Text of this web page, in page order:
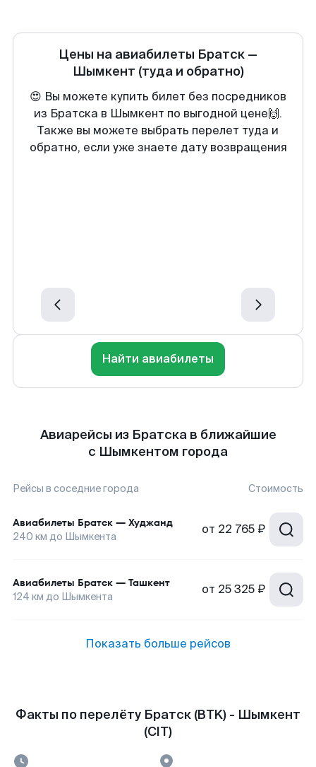
Цены на авиабилеты Братск —
Шымкент (туда и обратно)
😍 Вы можете купить билет без посредников
из Братска в Шымкент по выгодной цене🙌.
Также вы можете выбрать перелет туда и
обратно, если уже знаете дату возвращения
Найти авиабилеты
Авиарейсы из Братска в ближайшие
с Шымкентом города
Рейсы в соседние города Стоимость
Авиабилеты Братск — Худжанд
240 км до Шымкента от 22 765 ₽
Авиабилеты Братск — Ташкент
124 км до Шымкента от 25 325 ₽
Показать больше рейсов
Факты по перелёту Братск (BTK) - Шымкент
(CIT)